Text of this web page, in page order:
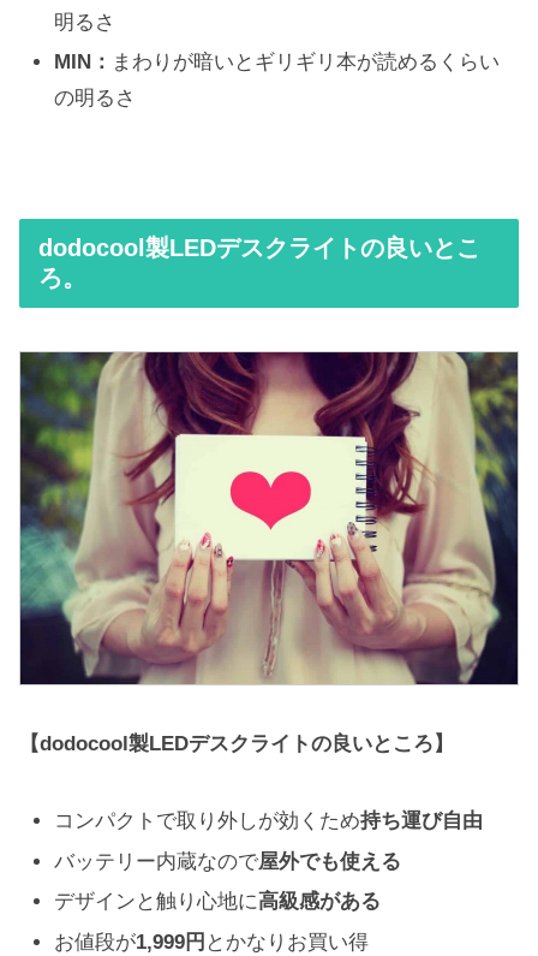
明るさ
MIN： まわりが暗いとギリギリ本が読めるくらい
の明るさ
dodocool製LEDデスクライトの良いとこ
ろ。
【dodocool製LEDデスクライトの良いところ】
コンパクトで取り外しが効くため持ち運び自由
バッテリー内蔵なので屋外でも使える
デザインと触り心地に高級感がある
お値段が1,999円 とかなりお買い得